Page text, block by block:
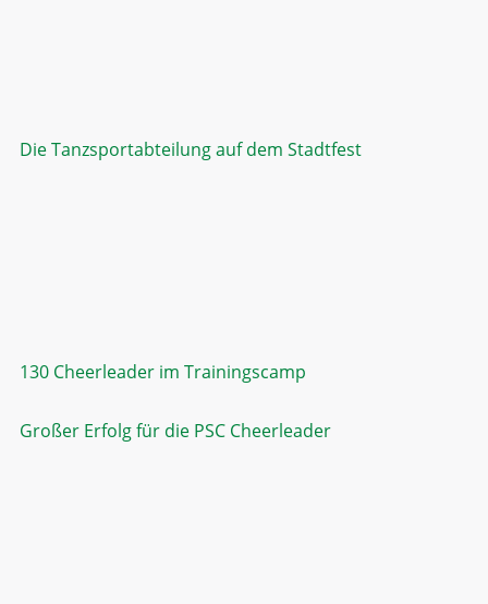
Die Tanzsportabteilung auf dem Stadtfest
130 Cheerleader im Trainingscamp
Großer Erfolg für die PSC Cheerleader